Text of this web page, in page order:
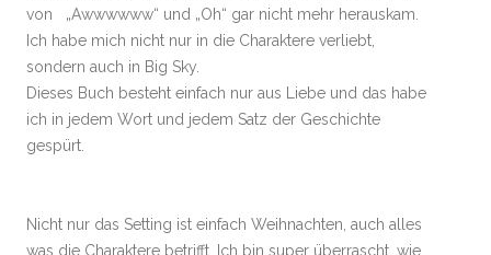
von „Awwwwww“ und „Oh“ gar nicht mehr herauskam.
Ich habe mich nicht nur in die Charaktere verliebt,
sondern auch in Big Sky.
Dieses Buch besteht einfach nur aus Liebe und das habe
ich in jedem Wort und jedem Satz der Geschichte
gespürt.
Nicht nur das Setting ist einfach Weihnachten, auch alles
was die Charaktere betrifft. Ich bin super überrascht, wie